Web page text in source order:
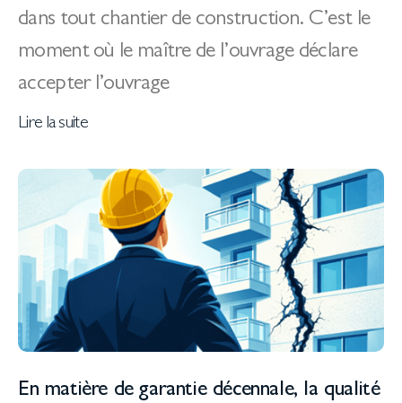
dans tout chantier de construction. C’est le
moment où le maître de l’ouvrage déclare
accepter l’ouvrage
Lire la suite
En matière de garantie décennale, la qualité